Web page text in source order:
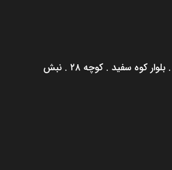
قم . میدان ۷۲ تن . بلوار کوه سفید . کوچه ۲۸ . نبش